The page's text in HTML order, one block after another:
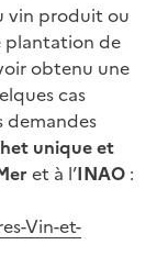
vin produit ou
plantation de
obtenu une
cas
demandes
unique et
et à l’INAO :
Vin-et-